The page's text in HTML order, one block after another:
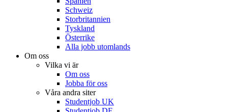
Schweiz
Storbritannien
Tyskland
Österrike
Alla jobb utomlands
Om oss
Vilka vi är
Om oss
Jobba för oss
Våra andra siter
Studentjob UK